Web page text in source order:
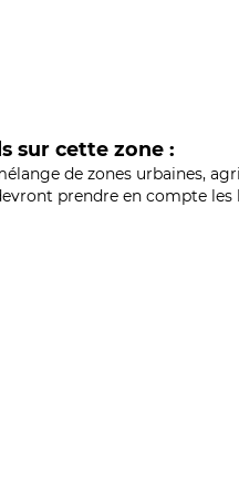
sur cette zone :
de zones urbaines,
prendre en compte les